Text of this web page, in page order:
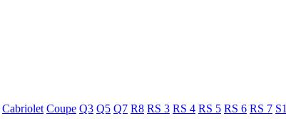
Cabriolet Coupe Q3 Q5 Q7 R8 RS 3 RS 4 RS 5 RS 6 RS 7 S1